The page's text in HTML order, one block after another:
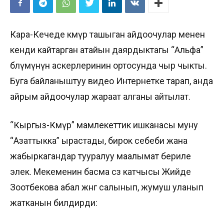
Кара-Кечеде көмүр ташыган айдоочулар менен
кенди кайтарган атайын даярдыктагы “Альфа”
бөлүмүнүн аскерлеринин ортосунда чыр чыкты.
Буга байланыштуу видео Интернетке тарап, анда
айрым айдоочулар жараат алганы айтылат.
“Кыргыз-Көмүр” мамлекеттик ишканасы муну
“Азаттыкка” ырастады, бирок себеби жана
жабыркагандар тууралуу маалымат бериле
элек. Мекеменин басма сөз катчысы Жийде
Зоотбекова абал жөнгө салынып, жумуш уланып
жатканын билдирди: